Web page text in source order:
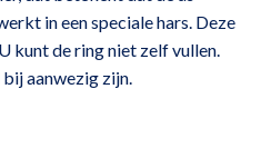
in een speciale hars. Deze
kunt de ring niet zelf vullen.
aanwezig zijn.